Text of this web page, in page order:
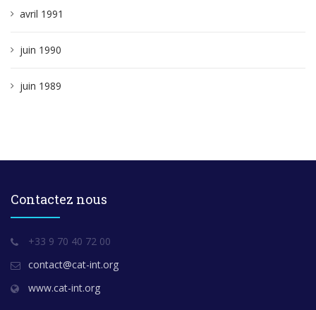
avril 1991
juin 1990
juin 1989
Contactez nous
+33 9 70 40 72 00
contact@cat-int.org
www.cat-int.org